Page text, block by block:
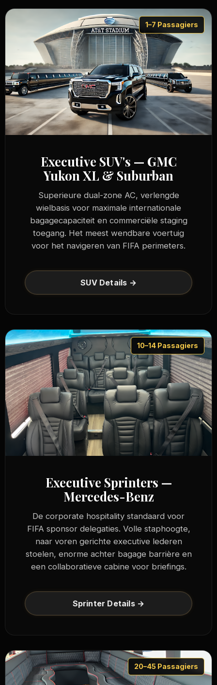
1–7 Passagiers
Executive SUV's — GMC
Yukon XL & Suburban
Superieure dual-zone AC, verlengde
wielbasis voor maximale internationale
bagagecapaciteit en commerciële staging
toegang. Het meest wendbare voertuig
voor het navigeren van FIFA perimeters.
SUV Details →
10–14 Passagiers
Executive Sprinters —
Mercedes-Benz
De corporate hospitality standaard voor
FIFA sponsor delegaties. Volle staphoogte,
naar voren gerichte executive lederen
stoelen, enorme achter bagage barrière en
een collaboratieve cabine voor briefings.
Sprinter Details →
20–45 Passagiers